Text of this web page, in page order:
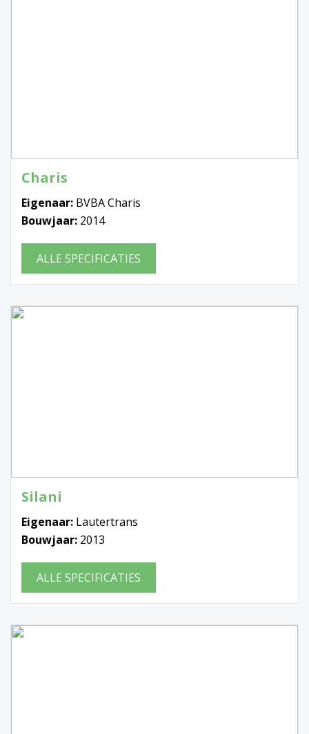
Charis
Eigenaar: BVBA Charis
Bouwjaar: 2014
ALLE SPECIFICATIES
Silani
Eigenaar: Lautertrans
Bouwjaar: 2013
ALLE SPECIFICATIES